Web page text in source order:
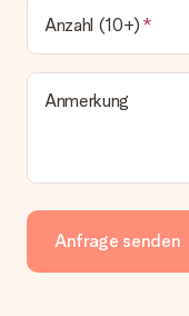
Anzahl (10+)
Anmerkung
Anfrage senden